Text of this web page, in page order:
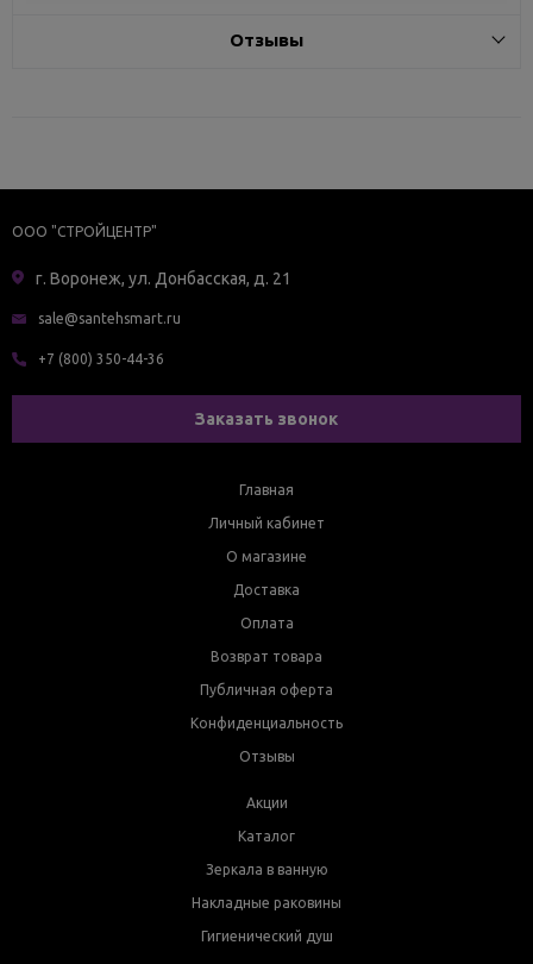
Отзывы
ООО "СТРОЙЦЕНТР"
г. Воронеж, ул. Донбасская, д. 21
sale@santehsmart.ru
+7 (800) 350-44-36
Заказать звонок
Главная
Личный кабинет
О магазине
Доставка
Оплата
Возврат товара
Публичная оферта
Конфиденциальность
Отзывы
Акции
Каталог
Зеркала в ванную
Накладные раковины
Гигиенический душ